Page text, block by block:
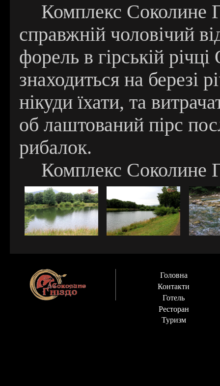
Комплекс Соколине
справжній чоловічий
форель в гірській
знаходиться на березі
нікуди їхати, та
об лаштований пірс
рибалок.
Комплекс Соколине
Головна
Контакти
Готель
Ресторан
Туризм